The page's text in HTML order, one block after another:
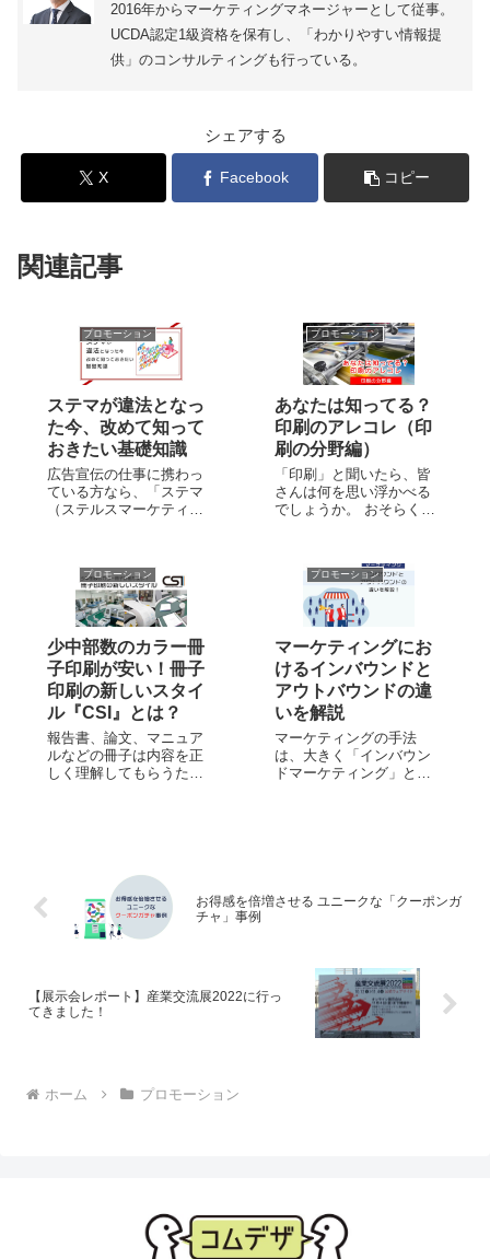
2016年からマーケティングマネージャーとして従事。
UCDA認定1級資格を保有し、「わかりやすい情報提
供」のコンサルティングも行っている。
シェアする
X Facebook コピー
関連記事
プロモーション
ステマが違法となっ
た今、改めて知って
おきたい基礎知識
広告宣伝の仕事に携わっ
ている方なら、「ステマ
（ステルスマーケティン
のではないでしょうか。
ステマ－つまり広告主や
その代理者が企業による
宣伝と明かさずに商品・
サービスを紹介する...
プロモーション
あなたは知ってる？
印刷のアレコレ（印
刷の分野編）
「印刷」と聞いたら、皆
さんは何を思い浮かべる
でしょうか。 おそらくほ
るでしょう。 しかし印刷
の対象物はそれだけでな
く、非常に多岐にわたっ
ています。 毎日使ってい
るものの中には、実は製
作工程の中に「...
プロモーション
少中部数のカラー冊
子印刷が安い！冊子
印刷の新しいスタイ
ル『CSI』とは？
報告書、論文、マニュア
ルなどの冊子は内容を正
しく理解してもらうため
がモノクロで良く分から
なくなってしまった。そ
んな経験はないでし...
プロモーション
マーケティングにお
けるインバウンドと
アウトバウンドの違
いを解説
マーケティングの手法
は、大きく「インバウン
ドマーケティング」と
に合ったマーケティング
を選ぶことが大切です...
お得感を倍増させる ユニークな「クーポンガ
チャ」事例
【展示会レポート】産業交流展2022に行っ
てきました！
ホーム プロモーション